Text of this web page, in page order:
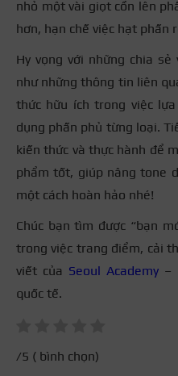
nhỏ một vài giọt cồn lên
hơn, hạn chế việc hạt phấn
Hy vọng với những chia sẻ
như những thông tin liên
thức hữu ích trong việc
dụng phấn phủ từng loại.
kiến thức và thực hành để
phẩm tốt, giúp nâng tone
một cách hoàn hảo nhé!
Chúc bạn tìm được “bạn
trong việc trang điểm, cải
viết của Seoul Academy –
quốc tế.
/5 ( bình chọn)